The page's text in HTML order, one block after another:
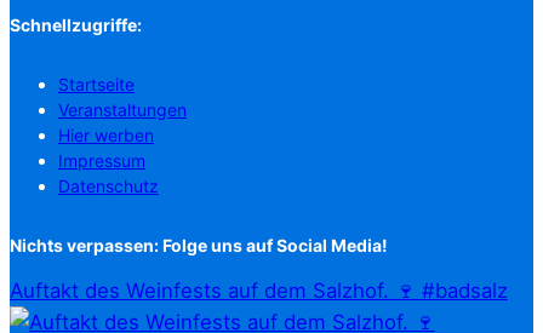
Schnellzugriffe:
Startseite
Veranstaltungen
Hier werben
Impressum
Datenschutz
Nichts verpassen: Folge uns auf Social Media!
Auftakt des Weinfests auf dem Salzhof. 🍷 #badsalz